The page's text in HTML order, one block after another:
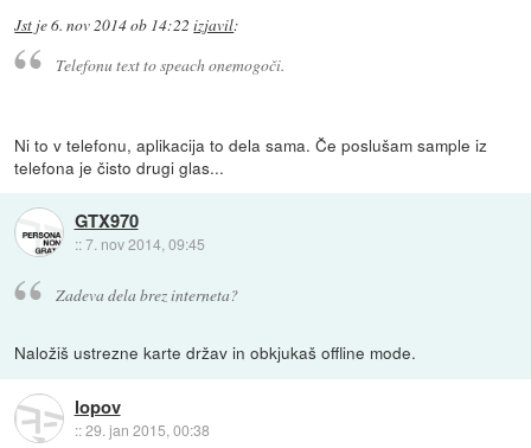
Jst je6. nov 2014 ob 14:22 izjavil:
Telefonu text to speach onemogoči.
Ni to v telefonu, aplikacija to dela sama. Če poslušam sample iz
telefona je čisto drugi glas...
GTX970
::7. nov 2014, 09:45
Zadeva dela brez interneta?
Naložiš ustrezne karte držav in obkjukaš offline mode.
lopov
::29. jan 2015, 00:38